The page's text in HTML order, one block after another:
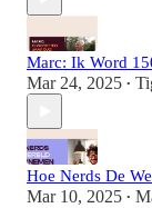
Marc: Ik Word
Mar 24, 2025 •
Hoe Nerds De
Mar 10, 2025 •